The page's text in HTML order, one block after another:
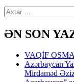
Axtarış:
ƏN SON
VAQİF
Azərbaycan
Mirdaməd